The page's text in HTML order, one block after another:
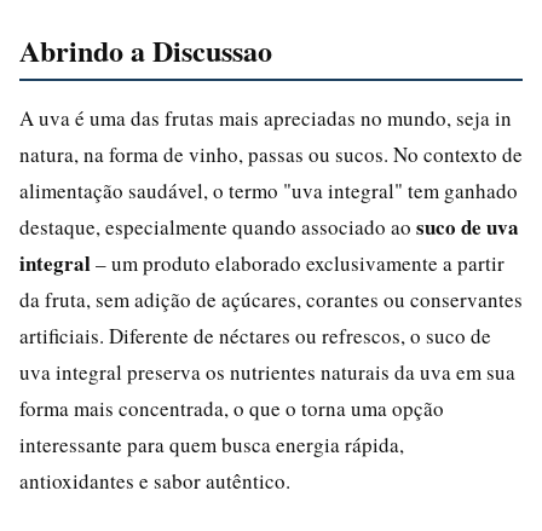
Abrindo a Discussao
A uva é uma das frutas mais apreciadas no mundo, seja in
natura, na forma de vinho, passas ou sucos. No contexto de
alimentação saudável, o termo "uva integral" tem ganhado
destaque, especialmente quando associado ao suco de uva
integral– um produto elaborado exclusivamente a partir
da fruta, sem adição de açúcares, corantes ou conservantes
artificiais. Diferente de néctares ou refrescos, o suco de
uva integral preserva os nutrientes naturais da uva em sua
forma mais concentrada, o que o torna uma opção
interessante para quem busca energia rápida,
antioxidantes e sabor autêntico.